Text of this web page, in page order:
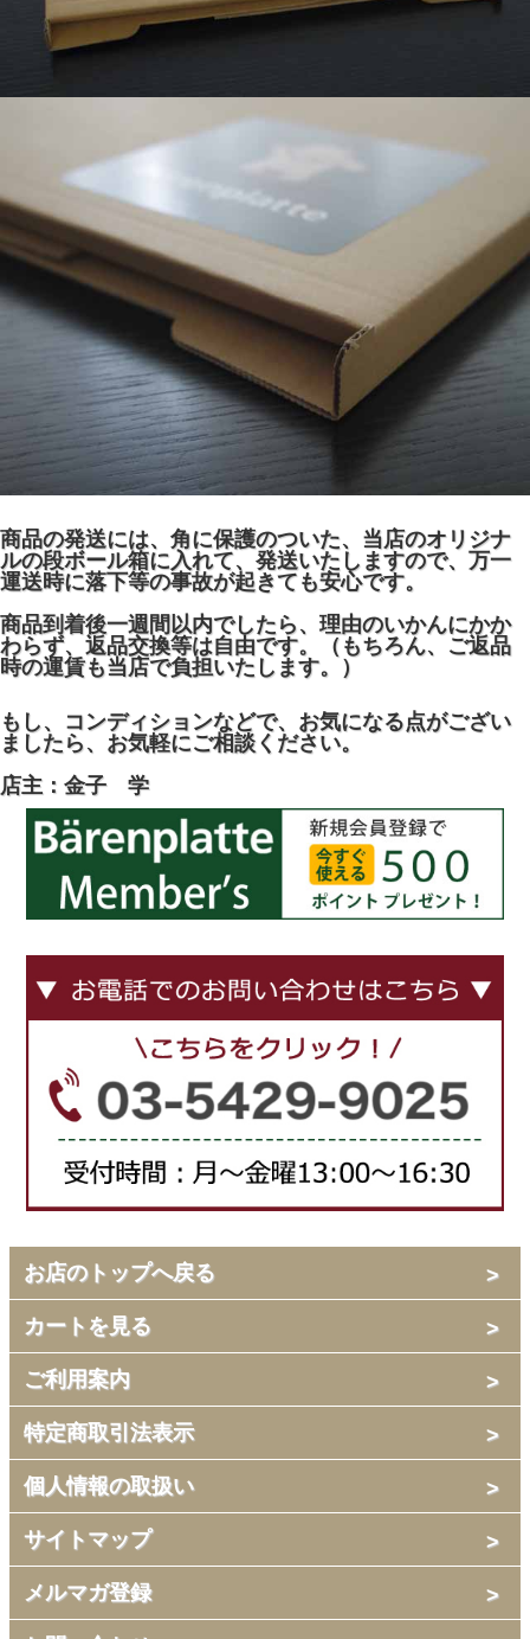
商品の発送には、角に保護のついた、当店のオリジナ
ルの段ボール箱に入れて、発送いたしますので、万一
運送時に落下等の事故が起きても安心です。
商品到着後一週間以内でしたら、理由のいかんにかか
わらず、返品交換等は自由です。（もちろん、ご返品
時の運賃も当店で負担いたします。）
もし、コンディションなどで、お気になる点がござい
ましたら、お気軽にご相談ください。
店主：金子 学
お店のトップへ戻る
カートを見る
ご利用案内
特定商取引法表示
個人情報の取扱い
サイトマップ
メルマガ登録